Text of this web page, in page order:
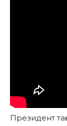
Президент